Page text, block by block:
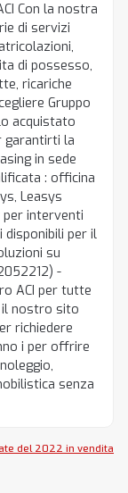
Con la nostra
di servizi
di possesso,
ricariche
Gruppo
acquistato
garantirti la
in sede
: officina
Leasys
per interventi
disponibili per il
su
-
ACI per tutte
il nostro sito
richiedere
i per offrire
senza
del 2022 in vendita